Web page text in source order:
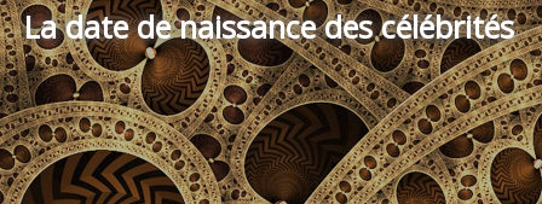
La date de naissance des célébrités